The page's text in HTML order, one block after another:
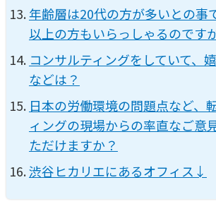
年齢層は20代の方が多いとの事
以上の方もいらっしゃるのです
コンサルティングをしていて、
などは？
日本の労働環境の問題点など、
ィングの現場からの率直なご意
ただけますか？
渋谷ヒカリエにあるオフィス↓